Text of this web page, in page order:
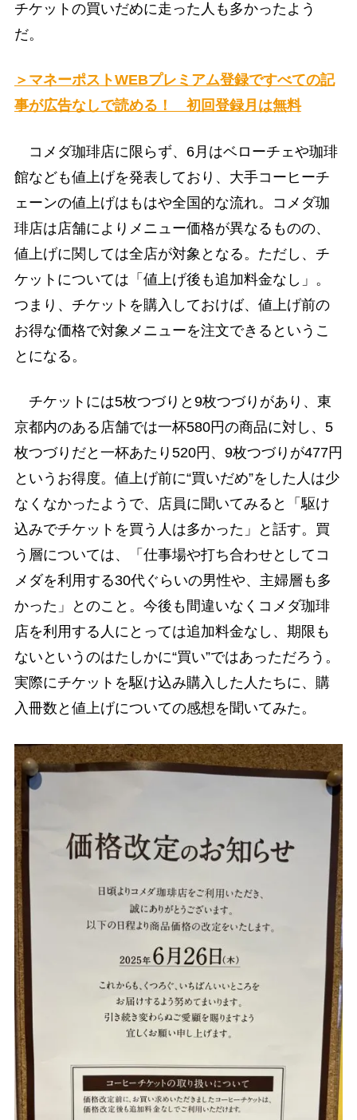
チケットの買いだめに走った人も多かったよう
だ。
＞マネーポストWEBプレミアム登録ですべての記
事が広告なしで読める！ 初回登録月は無料
コメダ珈琲店に限らず、6月はベローチェや珈琲
館なども値上げを発表しており、大手コーヒーチ
ェーンの値上げはもはや全国的な流れ。コメダ珈
琲店は店舗によりメニュー価格が異なるものの、
値上げに関しては全店が対象となる。ただし、チ
ケットについては「値上げ後も追加料金なし」。
つまり、チケットを購入しておけば、値上げ前の
お得な価格で対象メニューを注文できるというこ
とになる。
チケットには5枚つづりと9枚つづりがあり、東
京都内のある店舗では一杯580円の商品に対し、5
枚つづりだと一杯あたり520円、9枚つづりが477円
というお得度。値上げ前に“買いだめ”をした人は少
なくなかったようで、店員に聞いてみると「駆け
込みでチケットを買う人は多かった」と話す。買
う層については、「仕事場や打ち合わせとしてコ
メダを利用する30代ぐらいの男性や、主婦層も多
かった」とのこと。今後も間違いなくコメダ珈琲
店を利用する人にとっては追加料金なし、期限も
ないというのはたしかに“買い”ではあっただろう。
実際にチケットを駆け込み購入した人たちに、購
入冊数と値上げについての感想を聞いてみた。